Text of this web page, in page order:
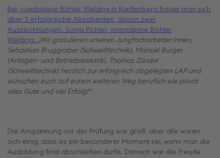
Bei voestalpine Böhler Welding in Kapfenberg freute man sich
über 3 erfolgreiche Absolventen, davon zwei
Auszeichnungen. Sonja Pichler, voestalpine Böhler
Welding: „Wir gratulieren unseren Jungfacharbeiter:innen,
Sebastian Bruggraber (Schweißtechnik), Manuel Burger
(Anlagen- und Betriebselektrik), Thomas Zündel
(Schweißtechnik) herzlich zur erfolgreich abgelegten LAP und
wünschen euch auf eurem weiteren Weg beruflich wie privat
alles Gute und viel Erfolg!“
Die Anspannung vor der Prüfung war groß, aber alle waren
sich einig, dass es ein besonderer Moment sei, wenn man die
Ausbildung final abschließen dürfe. Danach war die Freude